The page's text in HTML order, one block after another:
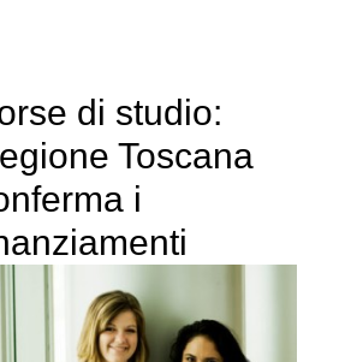
di studio:
Toscana
i